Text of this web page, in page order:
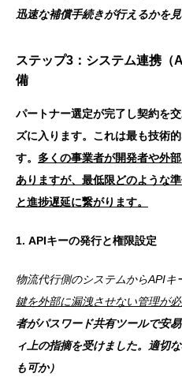
迅速な補償手続きが行えるかを
ステップ3：システム連携（
備
パートナー選定が完了し契約を
ズに入ります。これは最も技術
す。 多くの事業者が開発者や外
ありますが、 最低限どのような
と進捗遅延に繋がります。
1. APIキーの発行と権限設定
物流代行側のシステムからAPIキ
鍵を外部に漏洩させない管理が
者がパスワード共有ツールで安
ィ上の指摘を受けました。適切
も可か）